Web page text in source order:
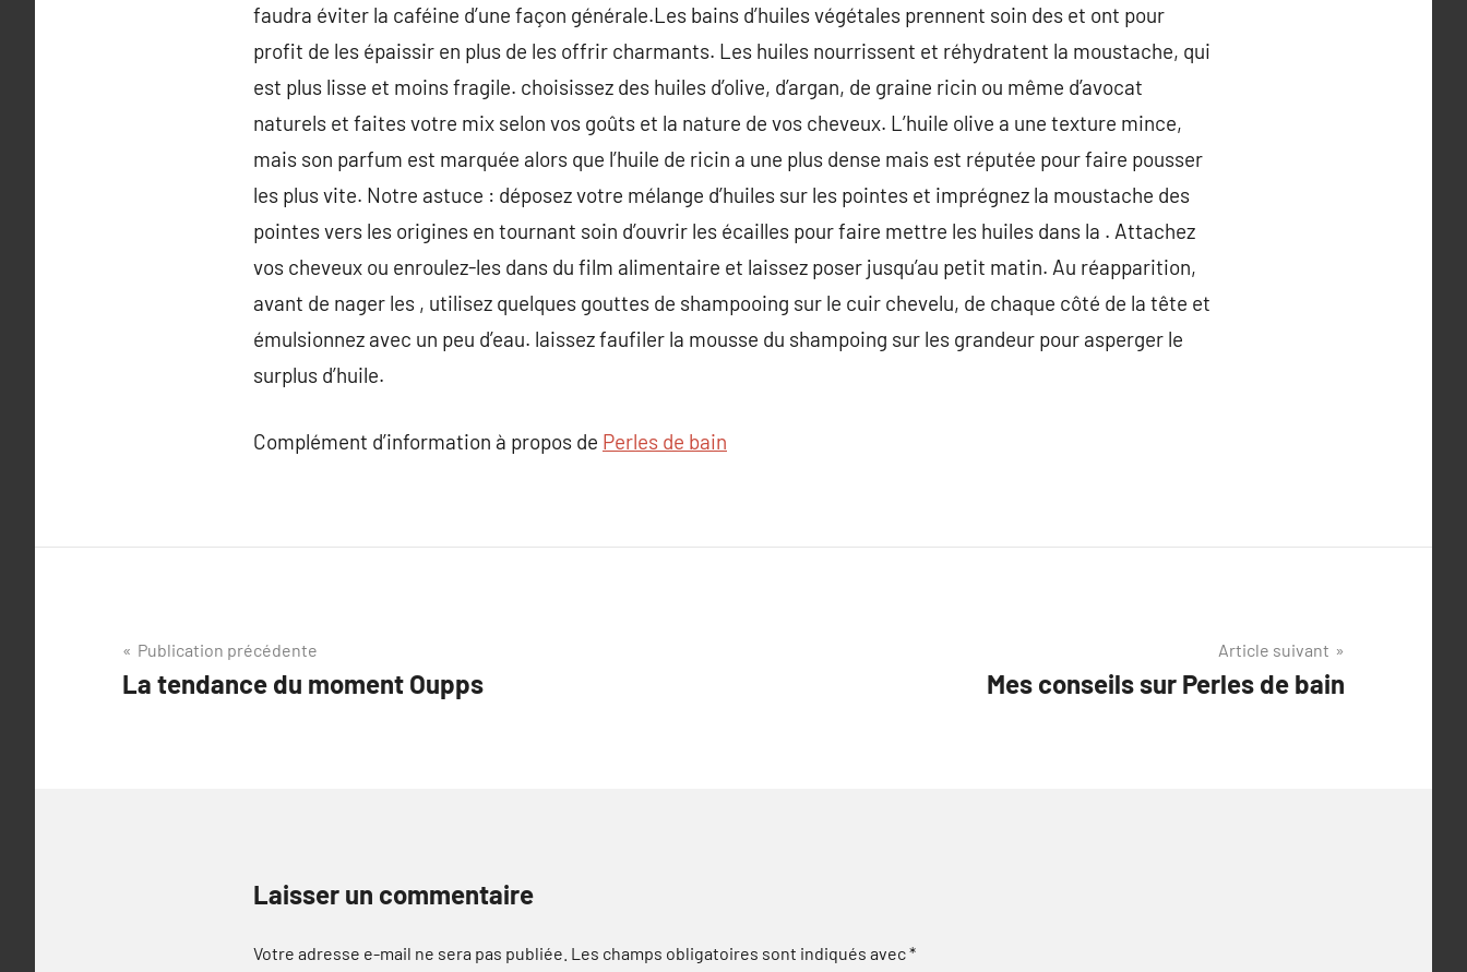
faudra éviter la caféine d’une façon générale.Les bains d’huiles végétales prennent soin des et ont pour
profit de les épaissir en plus de les offrir charmants. Les huiles nourrissent et réhydratent la moustache, qui
est plus lisse et moins fragile. choisissez des huiles d’olive, d’argan, de graine ricin ou même d’avocat
naturels et faites votre mix selon vos goûts et la nature de vos cheveux. L’huile olive a une texture mince,
mais son parfum est marquée alors que l’huile de ricin a une plus dense mais est réputée pour faire pousser
les plus vite. Notre astuce : déposez votre mélange d’huiles sur les pointes et imprégnez la moustache des
pointes vers les origines en tournant soin d’ouvrir les écailles pour faire mettre les huiles dans la . Attachez
vos cheveux ou enroulez-les dans du film alimentaire et laissez poser jusqu’au petit matin. Au réapparition,
avant de nager les , utilisez quelques gouttes de shampooing sur le cuir chevelu, de chaque côté de la tête et
émulsionnez avec un peu d’eau. laissez faufiler la mousse du shampoing sur les grandeur pour asperger le
surplus d’huile.
Complément d’information à propos de Perles de bain
Navigation
de
Publication précédente
La tendance du moment Oupps
Article suivant
Mes conseils sur Perles de bain
Laisser un commentaire
Votre adresse e-mail ne sera pas publiée. Les champs obligatoires sont indiqués avec*